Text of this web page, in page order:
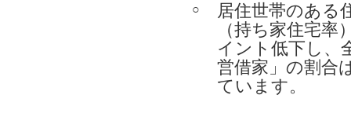
○
居住世帯のある
（持ち家住宅率
イント低下し、
営借家」の割合
ています。